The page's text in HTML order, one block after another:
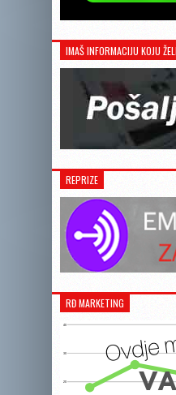
IMAŠ INFORMACIJU KOJU
REPRIZE
RĐ MARKETING